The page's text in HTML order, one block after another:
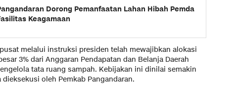
Dorong Pemanfaatan Lahan Hibah Pemda
Keagamaan
melalui instruksi presiden telah mewajibkan alokasi
3% dari Anggaran Pendapatan dan Belanja Daerah
tata ruang sampah. Kebijakan ini dinilai semakin
oleh Pemkab Pangandaran.